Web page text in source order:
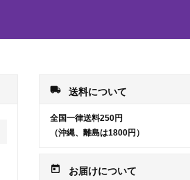
local_shipping 送料について
全国一律送料250円
（沖縄、離島は1800円）
today お届けについて